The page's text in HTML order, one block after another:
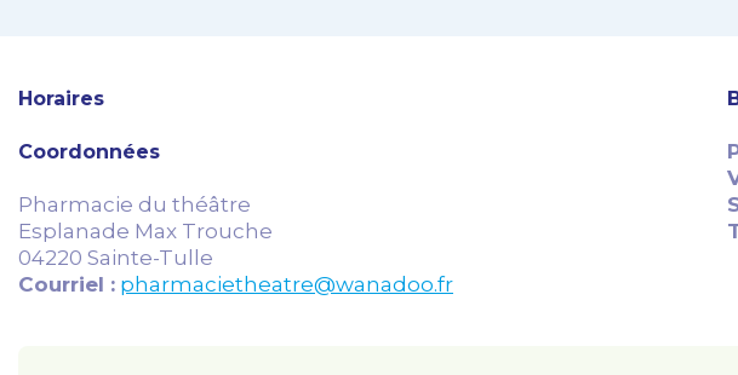
Horaires
Coordonnées
Pharmacie du théâtre
Esplanade Max Trouche
04220 Sainte-Tulle
Courriel : pharmacietheatre@wanadoo.fr